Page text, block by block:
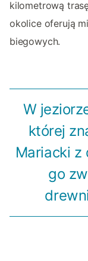
kilometrową
okolice oferują
biegowych.
W
której
Mariacki z
go